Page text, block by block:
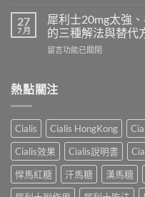
指
南：
港
必
療
程
安
排
與
療
犀
利
士
一
嗎？
完
整
解
析：
併
用
度
超
級
犀
全
雙
效
合
一
如
何
27
7 月
犀利士20mg太強
的三種解法與替代
在
士
20mg
強、
半
顆
又
不
夠？
破
留言功能已關閉
熱點關注
Cialis Cialis HongKong
Cialis效果
Cialis說明書
悍馬紅糖
汗馬糖 漢馬糖